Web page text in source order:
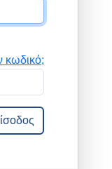
κωδικό;